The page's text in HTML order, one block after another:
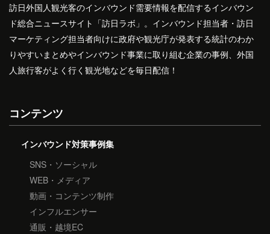
訪日外国人観光客のインバウンド需要情報を配信するインバウン
ド総合ニュースサイト「訪日ラボ」。インバウンド担当者・訪日
マーケティング担当者向けに政府や観光庁が発表する統計のわか
りやすいまとめやインバウンド事業に取り組む企業の事例、外国
人旅行客がよく行く観光地などを毎日配信！
コンテンツ
インバウンド対策事例集
SNS・ソーシャル
WEB・メディア
動画・コンテンツ制作
インフルエンサー
通販・越境EC